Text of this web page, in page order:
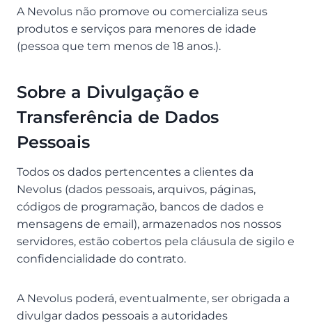
A Nevolus não promove ou comercializa seus
produtos e serviços para menores de idade
(pessoa que tem menos de 18 anos.).
Sobre a Divulgação e
Transferência de Dados
Pessoais
Todos os dados pertencentes a clientes da
Nevolus (dados pessoais, arquivos, páginas,
códigos de programação, bancos de dados e
mensagens de email), armazenados nos nossos
servidores, estão cobertos pela cláusula de sigilo e
confidencialidade do contrato.
A Nevolus poderá, eventualmente, ser obrigada a
divulgar dados pessoais a autoridades